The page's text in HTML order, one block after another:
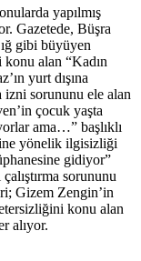
yapılmış
Gazetede, Büşra
gibi büyüyen
konu alan “Kadın
yurt dışına
izni sorununu ele alan
çocuk yaşta
ama…” başlıklı
yönelik ilgisizliği
gidiyor”
sorununu
Gizem Zengin’in
konu alan
alıyor.